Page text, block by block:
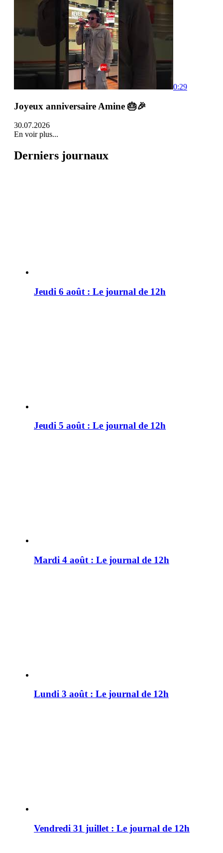
0:29
Joyeux anniversaire Amine 🎂🎉
30.07.2026
En voir plus...
Derniers journaux
Jeudi 6 août : Le journal de 12h
Jeudi 5 août : Le journal de 12h
Mardi 4 août : Le journal de 12h
Lundi 3 août : Le journal de 12h
Vendredi 31 juillet : Le journal de 12h